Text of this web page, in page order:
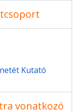
Kutató
vonatkozó